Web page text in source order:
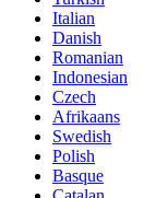
Italian
Danish
Romanian
Indonesian
Czech
Afrikaans
Swedish
Polish
Basque